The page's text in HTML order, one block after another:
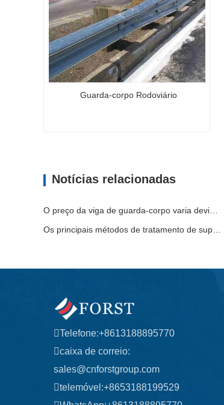
Guarda-corpo Rodoviário
Notícias relacionadas
O preço da viga de guarda-corpo varia devido a vários fatores
Telefone:+8613188895770
caixa de correio:
sales@cnforstgroup.com
telemóvel:+8653188199529